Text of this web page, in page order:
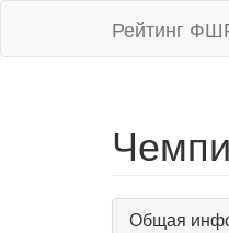
Рейтинг
Общая